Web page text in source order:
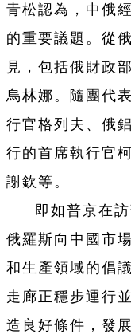
青松認為，中俄
的重要議題。從
見，包括俄財政
烏林娜。隨團代
行官格列夫、俄
行的首席執行官
謝欽等。
即如普京在
俄羅斯向中國市
和生產領域的倡
走廊正穩步運行
造良好條件，發